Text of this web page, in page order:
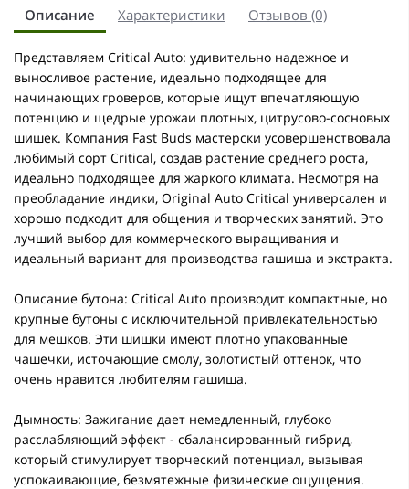
Описание Характеристики Отзывов (0)
Представляем Critical Auto: удивительно надежное и
выносливое растение, идеально подходящее для
начинающих гроверов, которые ищут впечатляющую
потенцию и щедрые урожаи плотных, цитрусово-сосновых
шишек. Компания Fast Buds мастерски усовершенствовала
любимый сорт Critical, создав растение среднего роста,
идеально подходящее для жаркого климата. Несмотря на
преобладание индики, Original Auto Critical универсален и
хорошо подходит для общения и творческих занятий. Это
лучший выбор для коммерческого выращивания и
идеальный вариант для производства гашиша и экстракта.
Описание бутона: Critical Auto производит компактные, но
крупные бутоны с исключительной привлекательностью
для мешков. Эти шишки имеют плотно упакованные
чашечки, источающие смолу, золотистый оттенок, что
очень нравится любителям гашиша.
Дымность: Зажигание дает немедленный, глубоко
расслабляющий эффект - сбалансированный гибрид,
который стимулирует творческий потенциал, вызывая
успокаивающие, безмятежные физические ощущения.